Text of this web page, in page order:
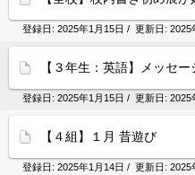
登録日: 2025年1月15日 / 更新日: 2025
【３年生：英語】メッセー
登録日: 2025年1月15日 / 更新日: 2025
【４組】１月 昔遊び
登録日: 2025年1月14日 / 更新日: 2025